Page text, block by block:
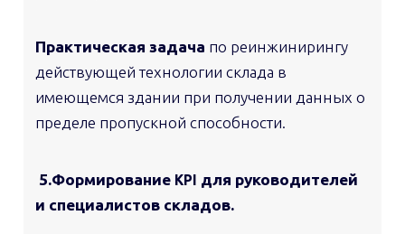
Практическая задача по реинжинирингу
действующей технологии склада в
имеющемся здании при получении данных о
пределе пропускной способности.
5.Формирование KPI для руководителей
и специалистов складов.